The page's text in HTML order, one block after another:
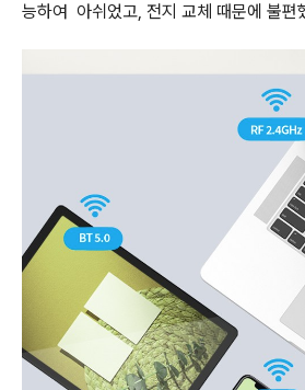
능하여 아쉬었고, 전지 교체 때문에 불편